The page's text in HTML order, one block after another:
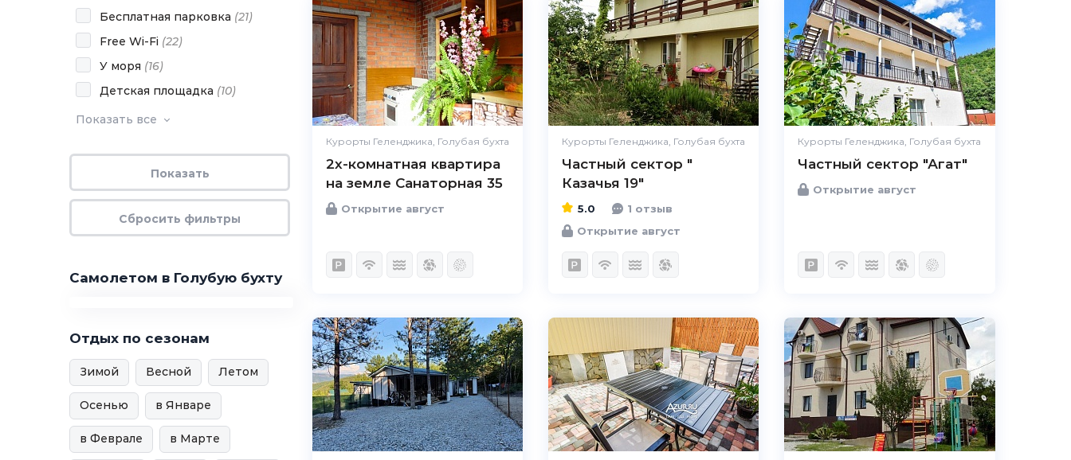
Бесплатная парковка (21)
Free Wi-Fi (22)
У моря (16)
Детская площадка (10)
Показать все
Самолетом в Голубую бухту
Отдых по сезонам
Зимой Весной Летом
Осенью в Январе
в Феврале в Марте
Курорты Геленджика, Голубая бухта
2х-комнатная квартира
на земле Санаторная 35
Открытие август
Курорты Геленджика, Голубая бухта
Частный сектор "
Казачья 19"
5.0 Чистота Великолепно
Комфорт Великолепно
Расположение Великолепно
Удобства Великолепно
Цена /
Великолепно
Персонал Великолепно
5.0
1 отзыв
Открытие август
Курорты Геленджика, Голубая бухта
Частный сектор "Агат"
Открытие август